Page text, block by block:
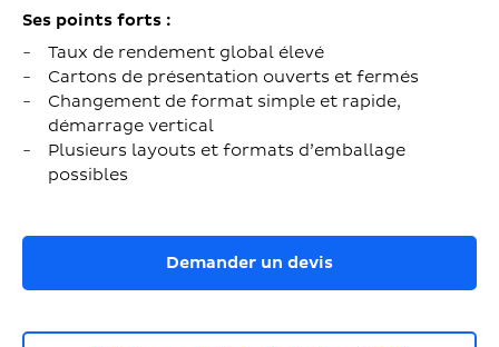
Ses points forts :
Taux de rendement global élevé
Cartons de présentation ouverts et fermés
Changement de format simple et rapide,
démarrage vertical
Plusieurs layouts et formats d’emballage
possibles
Demander un devis